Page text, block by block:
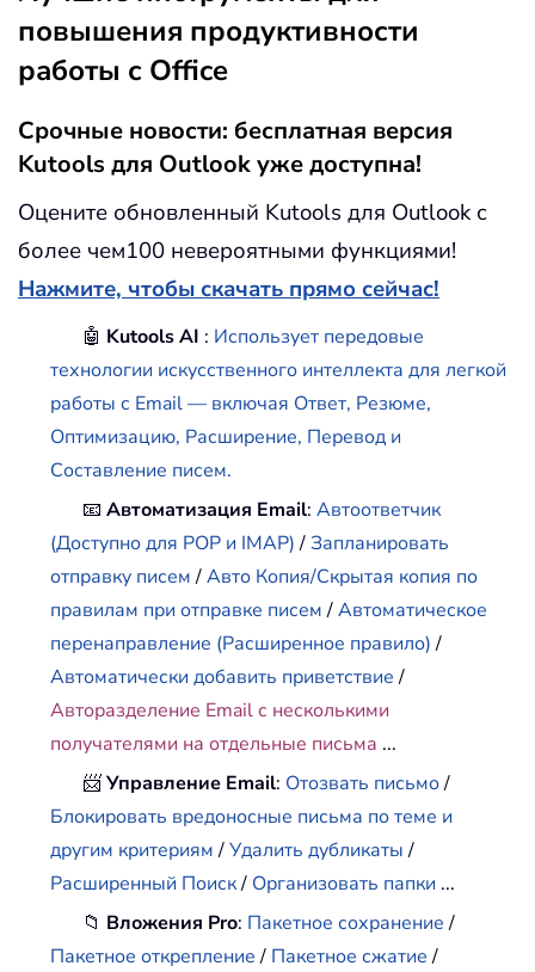
повышения продуктивности
работы с Office
Срочные новости: бесплатная версия
Kutools для Outlook уже доступна!
Оцените обновленный Kutools для Outlook с
более чем100 невероятными функциями!
Нажмите, чтобы скачать прямо сейчас!
🤖 Kutools AI : Использует передовые
технологии искусственного интеллекта для легкой
работы с Email — включая Ответ, Резюме,
Оптимизацию, Расширение, Перевод и
Составление писем.
📧Автоматизация Email:Автоответчик
(Доступно для POP и IMAP)/Запланировать
отправку писем/Авто Копия/Скрытая копия по
правилам при отправке писем/Автоматическое
перенаправление (Расширенное правило)/
Автоматически добавить приветствие/
Авторазделение Email с несколькими
получателями на отдельные письма ...
📨Управление Email: Отозвать письмо/
Блокировать вредоносные письма по теме и
другим критериям/Удалить дубликаты/
Расширенный Поиск/ Организовать папки ...
📁 Вложения Pro: Пакетное сохранение/
Пакетное открепление/ Пакетное сжатие/